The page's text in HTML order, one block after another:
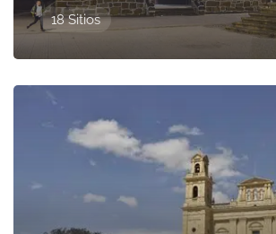
18 Sitios
Presentado